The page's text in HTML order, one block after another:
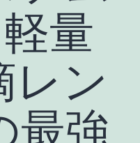
量
レン
最強